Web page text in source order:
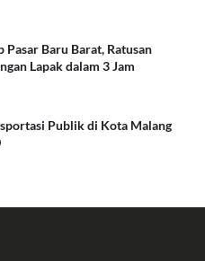
Pasar Baru Barat, Ratusan
Lapak dalam 3 Jam
Publik di Kota Malang